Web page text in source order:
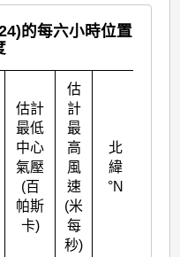
的每六小時位置
估計
最低
中心
氣壓
(百
帕斯
卡)
估
計
最
高
風
速
(米
每
秒)
北
緯
°N